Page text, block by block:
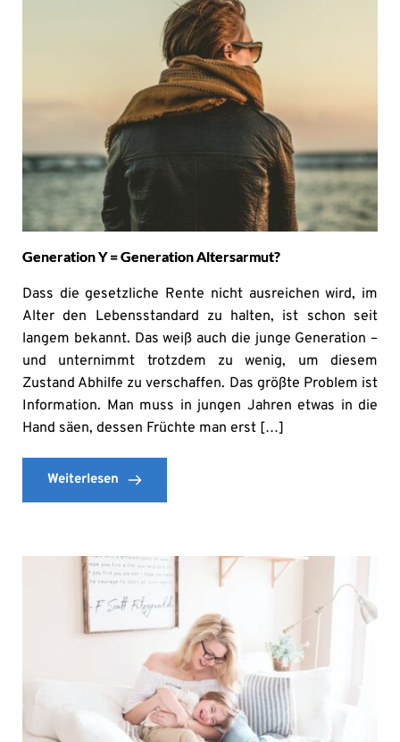
Generation Y = Generation Altersarmut?
Dass die gesetzliche Rente nicht ausreichen wird, im
Alter den Lebensstandard zu halten, ist schon seit
langem bekannt. Das weiß auch die junge Generation –
und unternimmt trotzdem zu wenig, um diesem
Zustand Abhilfe zu verschaffen. Das größte Problem ist
Information. Man muss in jungen Jahren etwas in die
Hand säen, dessen Früchte man erst […]
Weiterlesen